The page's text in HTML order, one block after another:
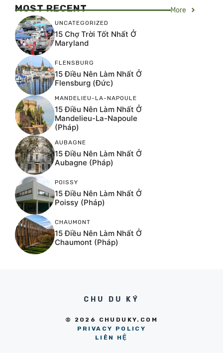
MOST RECENT More
UNCATEGORIZED
15 Chợ Trời Tốt Nhất Ở
Maryland
FLENSBURG
15 Điều Nên Làm Nhất Ở
Flensburg (Đức)
MANDELIEU-LA-NAPOULE
15 Điều Nên Làm Nhất Ở
Mandelieu-La-Napoule
(Pháp)
AUBAGNE
15 Điều Nên Làm Nhất Ở
Aubagne (Pháp)
POISSY
15 Điều Nên Làm Nhất Ở
Poissy (Pháp)
CHAUMONT
15 Điều Nên Làm Nhất Ở
Chaumont (Pháp)
CHU DU KÝ
© 2026 CHUDUKY.COM
PRIVACY POLICY
LIÊN HỆ